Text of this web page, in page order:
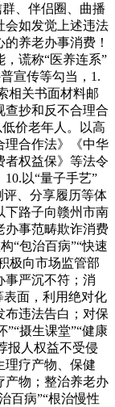
、伴侣圈、曲播
会如发觉上述违法
养老办事消费！
谎称“医养连系”
宣传等勾当，1.
相关书面材料邮
查抄和反不合理合
价老年人。以高
理合作法》《中华
者权益保》等法令
以“量子手艺”
评、分享履历等体
下路子向赣州市南
办事范畴欺诈消费
“包治百病”“快速
极向市场监管部
事严沉不符；消
表面，利用绝对化
布违法告白；对保
”“摄生课堂”“健康
报人权益不受侵
理疗产物、保健
产物；整治养老办
百病”“根治慢性